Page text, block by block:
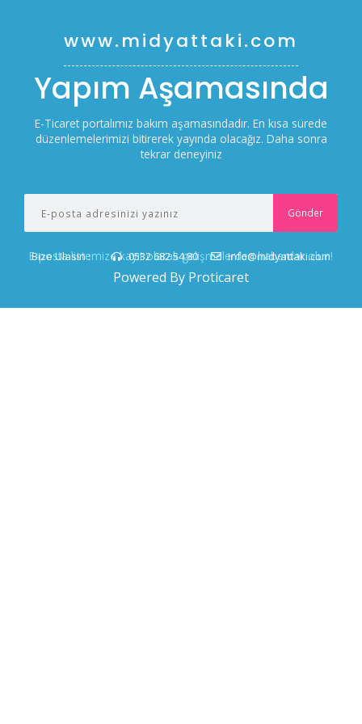
www.midyattaki.com
Yapım Aşamasında
E-Ticaret portalımız bakım aşamasındadır. En kısa sürede
düzenlemelerimizi bitirerek yayında olacağız. Daha sonra
tekrar deneyiniz
E-posta listemize kayıt olarak gelişmelerden haberdar olun!
Bize Ulasin : 0532 682 54 80 info@midyattaki.com
Powered By Proticaret